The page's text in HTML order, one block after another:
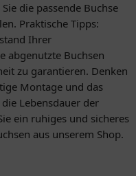
die passende Buchse
Praktische Tipps:
Ihrer
abgenutzte Buchsen
zu garantieren. Denken
Montage und das
Lebensdauer der
ein ruhiges und sicheres
aus unserem Shop.